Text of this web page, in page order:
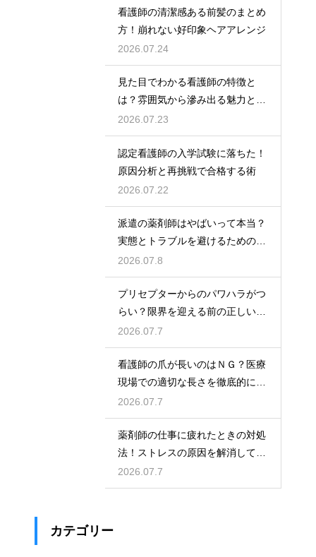
看護師の清潔感ある前髪のまとめ
方！崩れない好印象ヘアアレンジ
2026.07.24
見た目でわかる看護師の特徴と
は？雰囲気から滲み出る魅力と秘
密
2026.07.23
認定看護師の入学試験に落ちた！
原因分析と再挑戦で合格する術
2026.07.22
派遣の薬剤師はやばいって本当？
実態とトラブルを避けるための働
き方を解説
2026.07.8
プリセプターからのパワハラがつ
らい？限界を迎える前の正しい対
処法
2026.07.7
看護師の爪が長いのはＮＧ？医療
現場での適切な長さを徹底的に解
説
2026.07.7
薬剤師の仕事に疲れたときの対処
法！ストレスの原因を解消して楽
になる方法
2026.07.7
カテゴリー